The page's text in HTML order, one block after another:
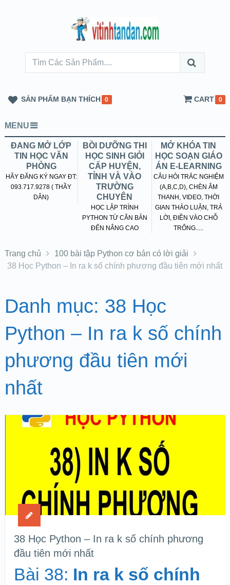
SẢN PHẨM BẠN THÍCH 0 CART 0
MENU
ĐANG MỞ LỚP
TIN HỌC VĂN
PHÒNG
HÃY ĐĂNG KÝ NGAY ĐT:
093.717.9278 ( THẦY
DÂN)
BỒI DƯỠNG THI
HỌC SINH GIỎI
CẤP HUYỆN,
TỈNH VÀ VÀO
TRƯỜNG
CHUYÊN
HỌC LẬP TRÌNH
PYTHON TỪ CĂN BẢN
ĐẾN NÂNG CAO
MỞ KHÓA TIN
HỌC SOẠN GIÁO
ÁN E-LEARNING
CÂU HỎI TRẮC NGHIỆM
(A,B,C,D), CHÈN ÂM
THANH, VIDEO, THỜI
GIAN THẢO LUẬN, TRẢ
LỜI, ĐIỀN VÀO CHỖ
TRỐNG.....
Trang chủ
100 bài tập Python cơ bản có lời giải
38 Học Python – In ra k số chính phương đầu tiên mới nhất
Danh mục: 38 Học
Python – In ra k số chính
phương đầu tiên mới
nhất
38 Học Python – In ra k số chính phương
đầu tiên mới nhất
Bài 38: In ra k số chính